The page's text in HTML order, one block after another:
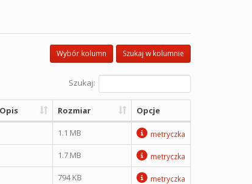
Szukaj w kolumnie
Wybór kolumn
Szukaj:
Opis Rozmiar Opcje
1.1 MB metryczka
1.7 MB metryczka
794 KB metryczka